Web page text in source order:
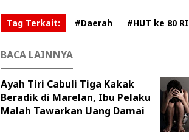
Tag Terkait: #Daerah #HUT ke 80 RI
BACA LAINNYA
Ayah Tiri Cabuli Tiga Kakak
Beradik di Marelan, Ibu Pelaku
Malah Tawarkan Uang Damai